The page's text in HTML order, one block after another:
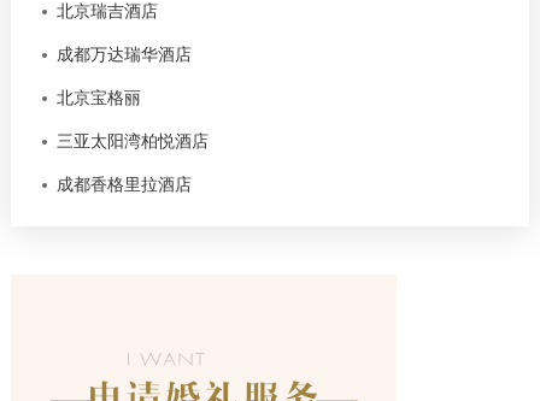
北京瑞吉酒店
成都万达瑞华酒店
北京宝格丽
三亚太阳湾柏悦酒店
成都香格里拉酒店